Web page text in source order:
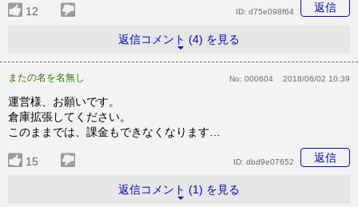
12 返信
ID: d75e098f64
返信コメント (4) を見る
またの名を名無し No: 000604 2018/06/02 10:39
運営様、お願いです。
倉庫拡張してください。
このままでは、課金もできなくなります…
15 返信
ID: dbd9e07652
返信コメント (1) を見る